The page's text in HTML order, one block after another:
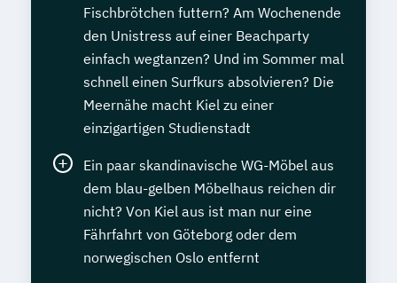
Fischbrötchen futtern? Am Wochenende
den Unistress auf einer Beachparty
einfach wegtanzen? Und im Sommer mal
schnell einen Surfkurs absolvieren? Die
Meernähe macht Kiel zu einer
einzigartigen Studienstadt
Ein paar skandinavische WG-Möbel aus
dem blau-gelben Möbelhaus reichen dir
nicht? Von Kiel aus ist man nur eine
Fährfahrt von Göteborg oder dem
norwegischen Oslo entfernt